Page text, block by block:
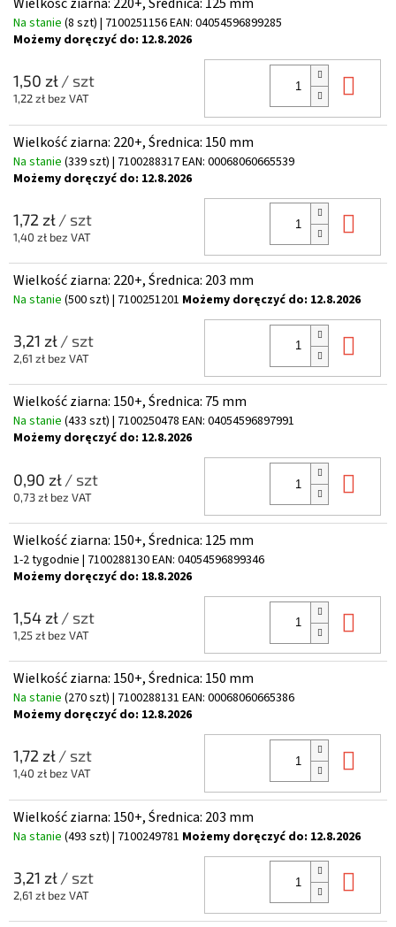
Na stanie (8 szt) | 7100251156EAN: 04054596899285
Możemy doręczyć do: 12.8.2026
1,50 zł/ szt
1,22 zł bez VAT
Wielkość ziarna: 220+, Średnica: 150 mm
Na stanie (339 szt) | 7100288317EAN: 00068060665539
Możemy doręczyć do: 12.8.2026
1,72 zł/ szt
1,40 zł bez VAT
Wielkość ziarna: 220+, Średnica: 203 mm
Na stanie (500 szt) | 7100251201 Możemy doręczyć do: 12.8.2026
3,21 zł/ szt
2,61 zł bez VAT
Wielkość ziarna: 150+, Średnica: 75 mm
Na stanie (433 szt) | 7100250478 EAN: 04054596897991
Możemy doręczyć do: 12.8.2026
0,90 zł/ szt
0,73 zł bez VAT
Wielkość ziarna: 150+, Średnica: 125 mm
1-2 tygodnie | 7100288130EAN: 04054596899346
Możemy doręczyć do: 18.8.2026
1,54 zł/ szt
1,25 zł bez VAT
Wielkość ziarna: 150+, Średnica: 150 mm
Na stanie (270 szt) | 7100288131 EAN: 00068060665386
Możemy doręczyć do: 12.8.2026
1,72 zł/ szt
1,40 zł bez VAT
Wielkość ziarna: 150+, Średnica: 203 mm
Na stanie (493 szt) | 7100249781 Możemy doręczyć do: 12.8.2026
3,21 zł/ szt
2,61 zł bez VAT